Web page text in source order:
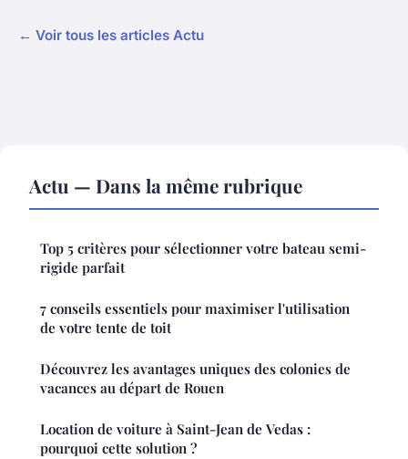
← Voir tous les articles Actu
Actu — Dans la même rubrique
Top 5 critères pour sélectionner votre bateau semi-
rigide parfait
7 conseils essentiels pour maximiser l'utilisation
de votre tente de toit
Découvrez les avantages uniques des colonies de
vacances au départ de Rouen
Location de voiture à Saint-Jean de Vedas :
pourquoi cette solution ?